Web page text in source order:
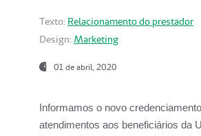
Texto: Relacionamento do prestador
Design: Marketing
01 de abril, 2020
Informamos o novo
atendimentos aos beneficiários da